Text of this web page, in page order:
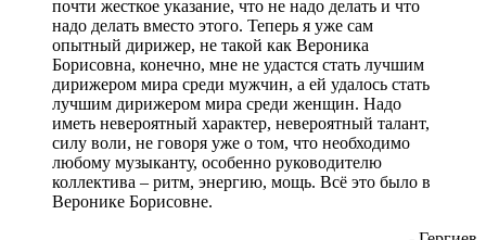
почти жесткое указание, что не надо делать и что
надо делать вместо этого. Теперь я уже сам
опытный дирижер, не такой как Вероника
Борисовна, конечно, мне не удастся стать лучшим
дирижером мира среди мужчин, а ей удалось стать
лучшим дирижером мира среди женщин. Надо
иметь невероятный характер, невероятный талант,
силу воли, не говоря уже о том, что необходимо
любому музыканту, особенно руководителю
коллектива – ритм, энергию, мощь. Всё это было в
Веронике Борисовне.